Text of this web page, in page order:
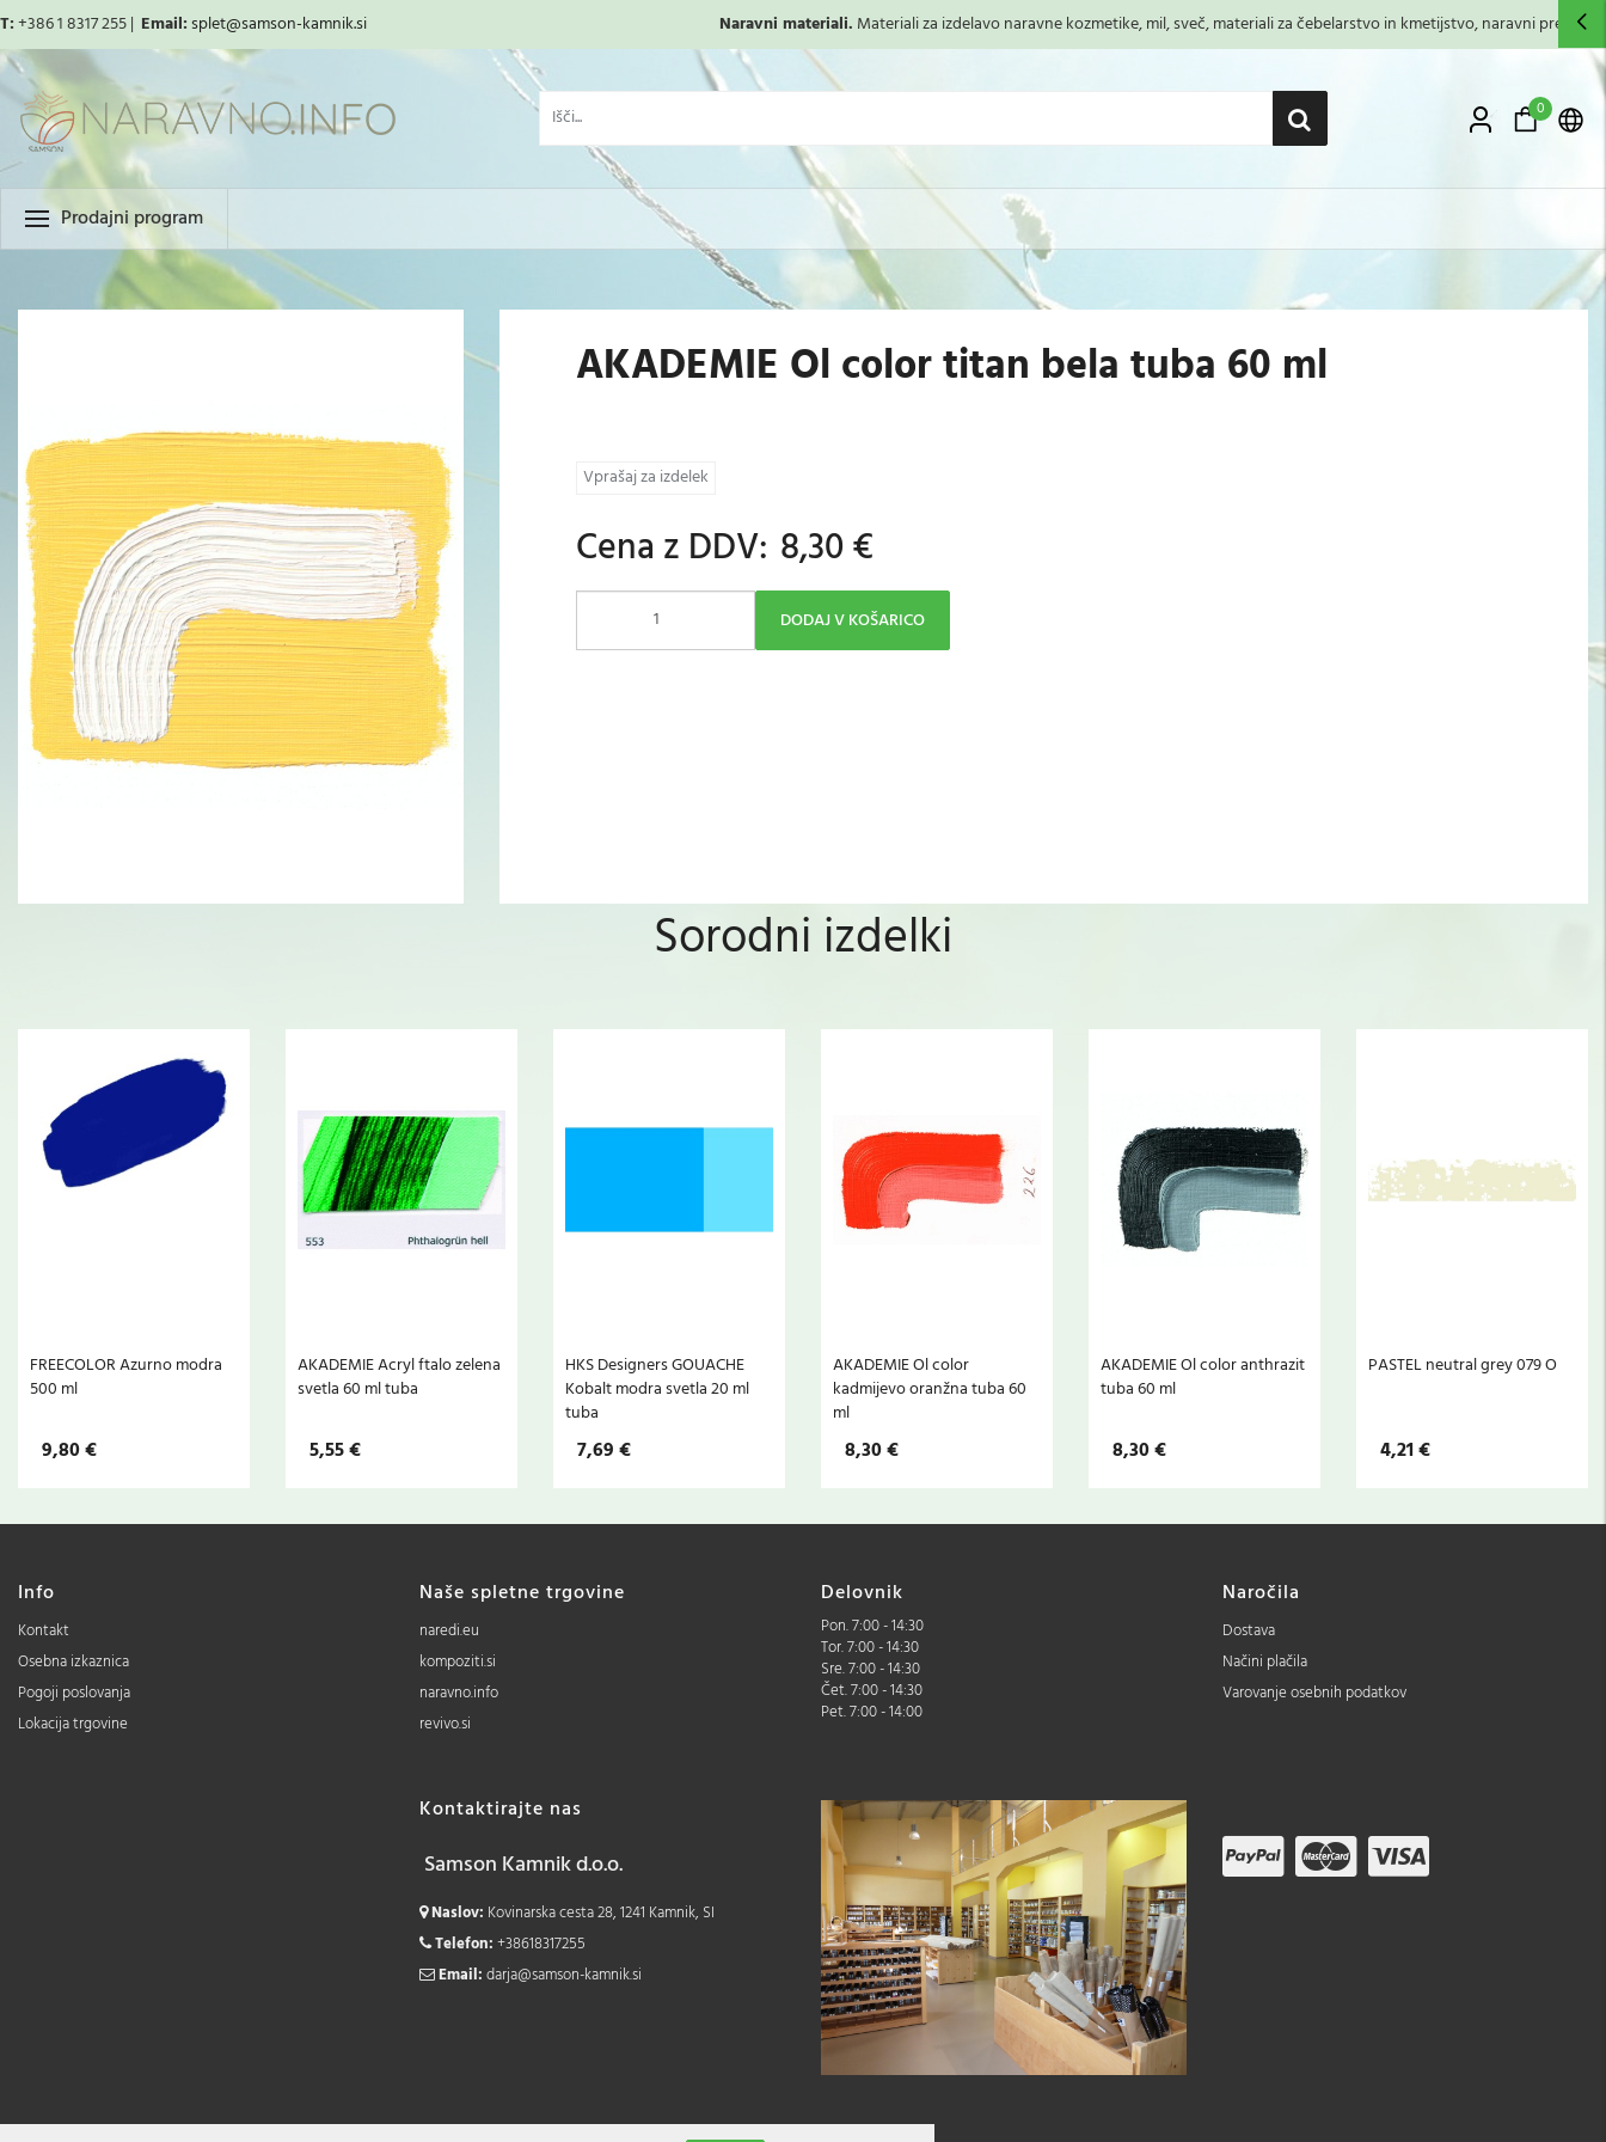
T:+386 1 8317 255 | Email:splet@samson-kamnik.si Naravni materiali. Materiali za izdelavo naravne kozmetike, mil, sveč, materiali za čebelarstvo in kmetijstvo, naravni premazi,...
0
Prodajni program
AKADEMIE Ol color titan bela tuba 60 ml
Vprašaj za izdelek
Cena z DDV: 8,30 €
DODAJ V KOŠARICO
Sorodni izdelki
FREECOLOR Azurno modra
500 ml
9,80 €
AKADEMIE Acryl ftalo zelena
svetla 60 ml tuba
5,55 €
HKS Designers GOUACHE
Kobalt modra svetla 20 ml
tuba
7,69 €
AKADEMIE Ol color
kadmijevo oranžna tuba 60
ml
8,30 €
AKADEMIE Ol color anthrazit
tuba 60 ml
8,30 €
PASTEL neutral grey 079 O
4,21 €
Info
Kontakt
Osebna izkaznica
Pogoji poslovanja
Lokacija trgovine
Naše spletne trgovine
naredi.eu
kompoziti.si
naravno.info
revivo.si
Delovnik
Pon. 7:00 - 14:30
Tor. 7:00 - 14:30
Sre. 7:00 - 14:30
Čet. 7:00 - 14:30
Pet. 7:00 - 14:00
Naročila
Dostava
Načini plačila
Varovanje osebnih podatkov
Kontaktirajte nas
Samson Kamnik d.o.o.
Naslov: Kovinarska cesta 28, 1241 Kamnik, SI
Telefon:+38618317255
Email:darja@samson-kamnik.si